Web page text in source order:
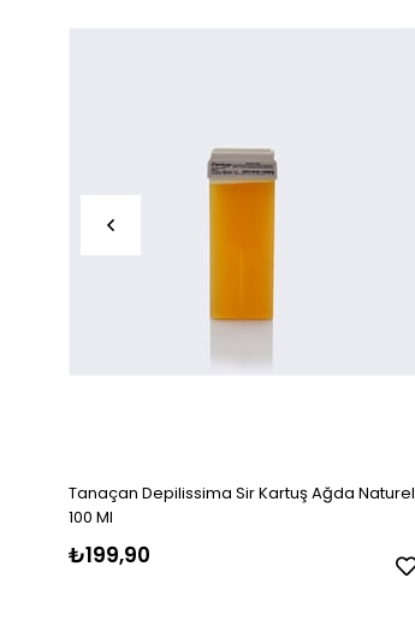
Tanaçan Depilissima Sir Kartuş Ağda Naturel
100 Ml
₺199,90